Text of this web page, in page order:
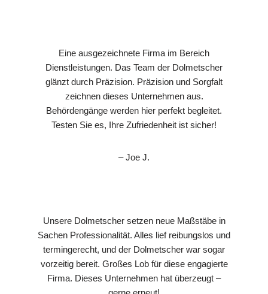
Eine ausgezeichnete Firma im Bereich
Dienstleistungen. Das Team der Dolmetscher
glänzt durch Präzision. Präzision und Sorgfalt
zeichnen dieses Unternehmen aus.
Behördengänge werden hier perfekt begleitet.
Testen Sie es, Ihre Zufriedenheit ist sicher!
– Joe J.
Unsere Dolmetscher setzen neue Maßstäbe in
Sachen Professionalität. Alles lief reibungslos und
termingerecht, und der Dolmetscher war sogar
vorzeitig bereit. Großes Lob für diese engagierte
Firma. Dieses Unternehmen hat überzeugt –